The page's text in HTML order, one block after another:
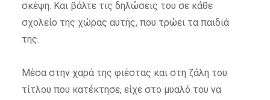
σκέψη. Και βάλτε τις δηλώσεις του σε κάθε
σχολείο της χώρας αυτής, που τρώει τα παιδιά
της.
Μέσα στην χαρά της φιέστας και στη ζάλη του
τίτλου που κατέκτησε, είχε στο μυαλό του να